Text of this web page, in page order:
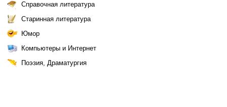
Справочная литература
Старинная литература
Юмор
Компьютеры и Интернет
Поэзия, Драматургия